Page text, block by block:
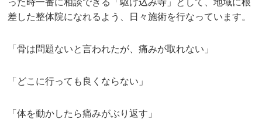
差した整体院になれるよう、日々施術を行なっています。
「骨は問題ないと言われたが、痛みが取れない」
「どこに行っても良くならない」
「体を動かしたら痛みがぶり返す」